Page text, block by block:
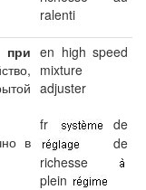
ralenti
в
en high speed
mixture
adjuster
fr
de
de
richesse
plein